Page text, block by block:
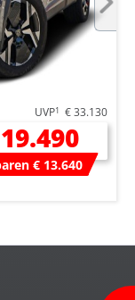
UVP1 € 33.130
€ 13.640